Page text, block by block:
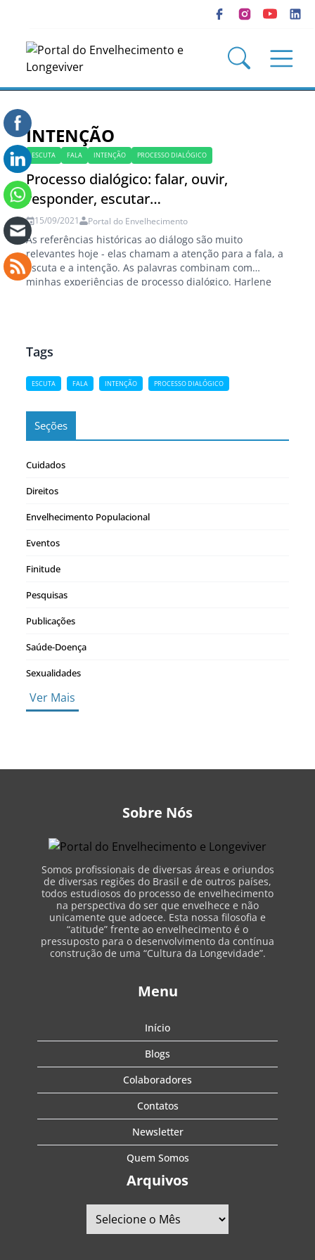
INTENÇÃO
ESCUTA FALA INTENÇÃO PROCESSO DIALÓGICO
Processo dialógico: falar, ouvir,
responder, escutar…
15/09/2021 Portal do Envelhecimento
As referências históricas ao diálogo são muito
relevantes hoje - elas chamam a atenção para a fala, a
escuta e a intenção. As palavras combinam com
minhas experiências de processo dialógico. Harlene
Tags
ESCUTA FALA INTENÇÃO PROCESSO DIALÓGICO
Seções
Cuidados
Direitos
Envelhecimento Populacional
Eventos
Finitude
Pesquisas
Publicações
Saúde-Doença
Sexualidades
Ver Mais
Sobre Nós
Somos profissionais de diversas áreas e oriundos
de diversas regiões do Brasil e de outros países,
todos estudiosos do processo de envelhecimento
na perspectiva do ser que envelhece e não
unicamente que adoece. Esta nossa filosofia e
“atitude” frente ao envelhecimento é o
pressuposto para o desenvolvimento da contínua
construção de uma “Cultura da Longevidade”.
Menu
Início
Blogs
Colaboradores
Contatos
Newsletter
Quem Somos
Arquivos